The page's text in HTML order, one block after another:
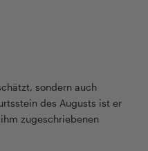
sondern auch
des Augusts ist er
zugeschriebenen